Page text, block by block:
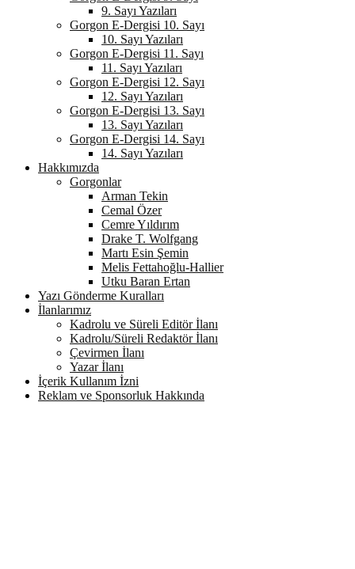
9. Sayı Yazıları
Gorgon E-Dergisi 10. Sayı
10. Sayı Yazıları
Gorgon E-Dergisi 11. Sayı
11. Sayı Yazıları
Gorgon E-Dergisi 12. Sayı
12. Sayı Yazıları
Gorgon E-Dergisi 13. Sayı
13. Sayı Yazıları
Gorgon E-Dergisi 14. Sayı
14. Sayı Yazıları
Hakkımızda
Gorgonlar
Arman Tekin
Cemal Özer
Cemre Yıldırım
Drake T. Wolfgang
Martı Esin Şemin
Melis Fettahoğlu-Hallier
Utku Baran Ertan
Yazı Gönderme Kuralları
İlanlarımız
Kadrolu ve Süreli Editör İlanı
Kadrolu/Süreli Redaktör İlanı
Çevirmen İlanı
Yazar İlanı
İçerik Kullanım İzni
Reklam ve Sponsorluk Hakkında